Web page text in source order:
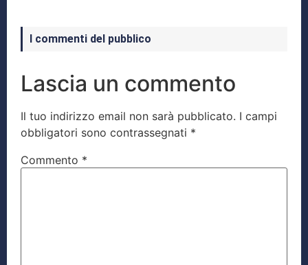
I commenti del pubblico
Lascia un commento
Il tuo indirizzo email non sarà pubblicato. I campi
obbligatori sono contrassegnati *
Commento *